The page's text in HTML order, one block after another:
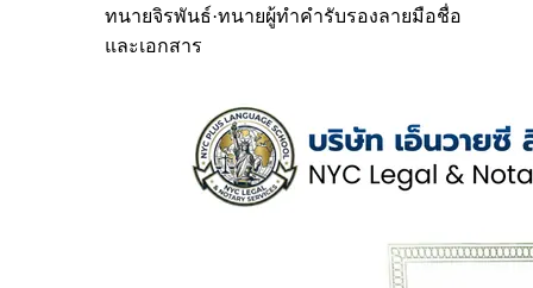
ทนายจิรพันธ์·ทนายผู้ทำคำรับรองลายมือชื่อ
และเอกสาร